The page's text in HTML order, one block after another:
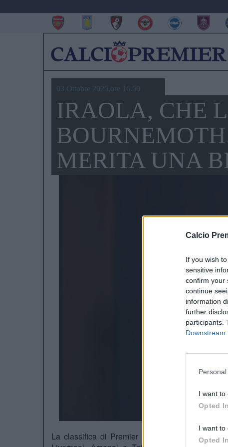
Calcio
If you wish
sensitive
confirm your
continue
information
further
participants.
Downstream
I want to
Opted In
I want to
Opted In
03 Ottobre 2025,ore 16.50
IRAOLA, CHE
MERITA UNA
La classifica di Premier League presenta